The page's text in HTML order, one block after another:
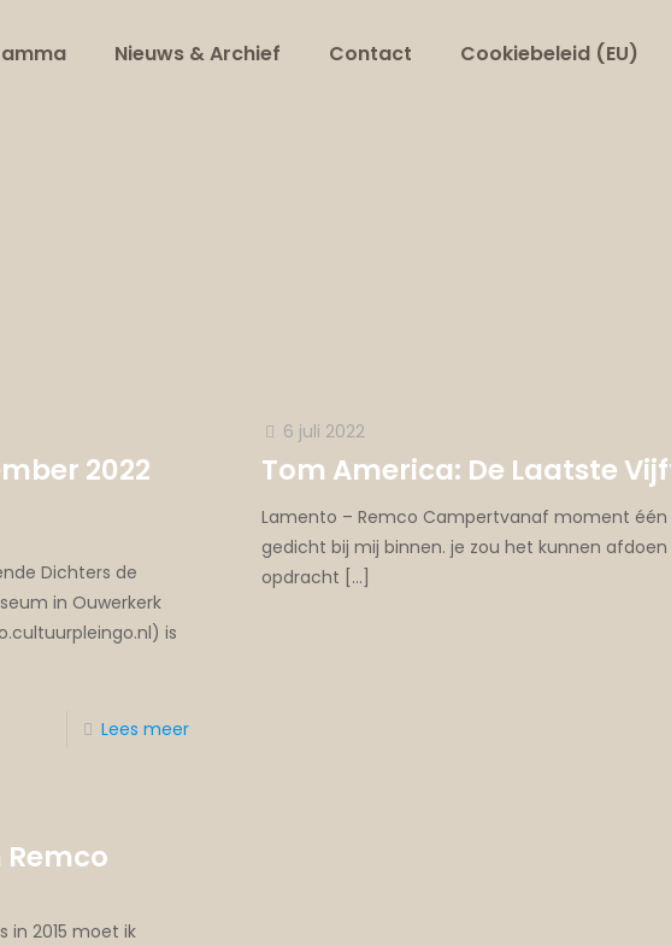
Nieuws & Archief Contact Cookiebeleid (EU)
2022
Dichters de
in Ouwerkerk
is
Lees meer
6 juli 2022
Tom America: De Laatste
Lamento – Remco Campertvanaf moment
gedicht bij mij binnen. je zou het kunnen
opdracht […]
in 2015 moet ik